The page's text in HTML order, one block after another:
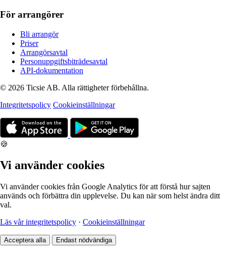
För arrangörer
Bli arrangör
Priser
Arrangörsavtal
Personuppgiftsbiträdesavtal
API-dokumentation
© 2026 Ticsie AB. Alla rättigheter förbehållna.
Integritetspolicy Cookieinställningar
🍪
Vi använder cookies
Vi använder cookies från Google Analytics för att förstå hur sajten
används och förbättra din upplevelse. Du kan när som helst ändra ditt
val.
Läs vår integritetspolicy · Cookieinställningar
Acceptera alla Endast nödvändiga